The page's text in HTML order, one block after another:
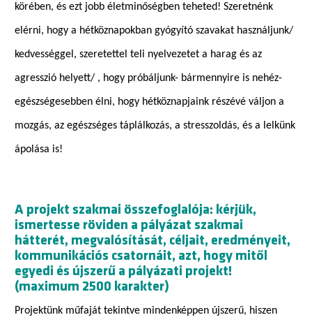
körében, és ezt jobb életminőségben teheted! Szeretnénk
elérni, hogy a hétköznapokban gyógyító szavakat használjunk/
kedvességgel, szeretettel teli nyelvezetet a harag és az
agresszió helyett/ , hogy próbáljunk- bármennyire is nehéz-
egészségesebben élni, hogy hétköznapjaink részévé váljon a
mozgás, az egészséges táplálkozás, a stresszoldás, és a lelkünk
ápolása is!
A projekt szakmai összefoglalója: kérjük,
ismertesse röviden a pályázat szakmai
hátterét, megvalósítását, céljait, eredményeit,
kommunikációs csatornáit, azt, hogy mitől
egyedi és újszerű a pályázati projekt!
(maximum 2500 karakter)
Projektünk műfaját tekintve mindenképpen újszerű, hiszen